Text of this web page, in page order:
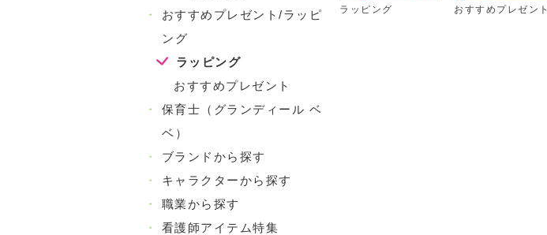
・
おすすめプレゼント/ラッピ
ング
ラッピング
おすすめプレゼント
・
保育士（グランディール ベ
ベ）
・
ブランドから探す
・
キャラクターから探す
・
職業から探す
・
看護師アイテム特集
ラッピング おすすめプレゼント